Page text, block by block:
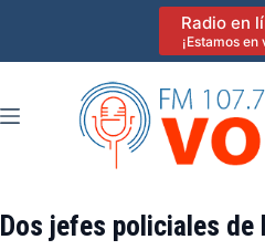
Radio en
¡Estamos en
Dos jefes policiales de